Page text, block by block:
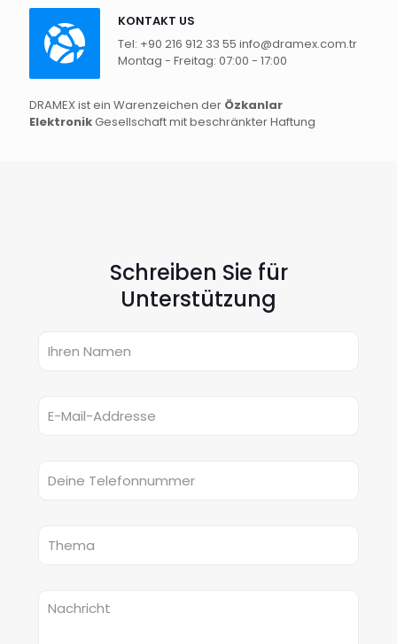
KONTAKT US
Tel: +90 216 912 33 55 info@dramex.com.tr
Montag - Freitag: 07:00 - 17:00
DRAMEX ist ein Warenzeichen der Özkanlar
ElektronikGesellschaft mit beschränkter Haftung
Schreiben Sie für
Unterstützung